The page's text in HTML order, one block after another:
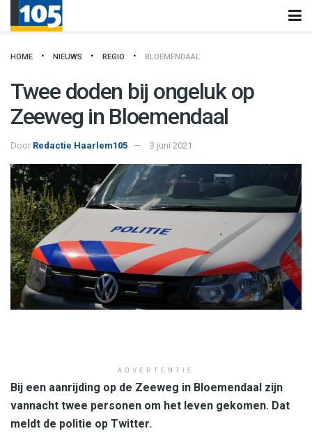
HOME NIEUWS REGIO BLOEMENDAAL
Twee doden bij ongeluk op
Zeeweg in Bloemendaal
Door Redactie Haarlem105 3 juni 2021
ADVERTENTIE
Bij een aanrijding op de Zeeweg in Bloemendaal zijn
vannacht twee personen om het leven gekomen. Dat
meldt de politie op Twitter.